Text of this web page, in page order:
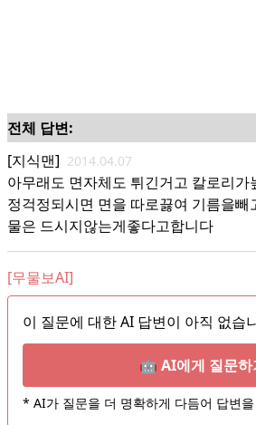
전체 답변:
[지식맨] 2014.04.07
아무래도 면자체도 튀긴거고 칼로리
정걱정되시면 면을 따로끓여 기름을빼
물은 드시지않는게좋다고합니다
[무물보AI]
이 질문에 대한 AI 답변이 아직 없습
🤖 AI에게 질문하
* AI가 질문을 더 명확하게 다듬어 답변